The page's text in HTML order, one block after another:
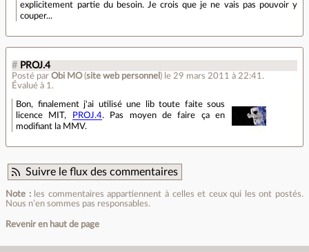
explicitement partie du besoin. Je crois que je ne vais pas pouvoir y
couper...
# PROJ.4
Posté par Obi MO(site web personnel ) le 29 mars 2011 à 22:41 .
Évalué à 1 .
Bon, finalement j'ai utilisé une lib toute faite sous
licence MIT,
PROJ.4. Pas moyen de faire ça en
modifiant la MMV.
Suivre le flux des commentaires
Note :les commentaires appartiennent à celles et ceux qui les ont postés.
Nous n’en sommes pas responsables.
Revenir en haut de page